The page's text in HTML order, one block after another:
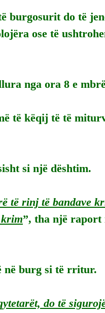
burgosurit do të
ose të
nga ora 8 e
të këqij të të
si një dështim.
të rinj të bandave
”, tha një raport
në burg si të rritur.
do të